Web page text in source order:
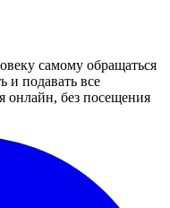
самому обращаться
и подавать все
онлайн, без посещения